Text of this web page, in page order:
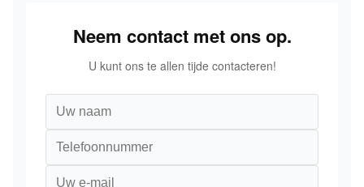
Neem contact met ons op.
U kunt ons te allen tijde contacteren!